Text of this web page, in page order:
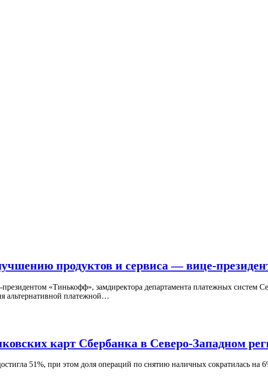
продуктов и сервиса ― вице-
«Тинькофф», замдиректора департамента платежных систем
альтернативной платежной…
карт Сбербанка в Северо-Западном
51%, при этом доля операций по снятию наличных сократилась